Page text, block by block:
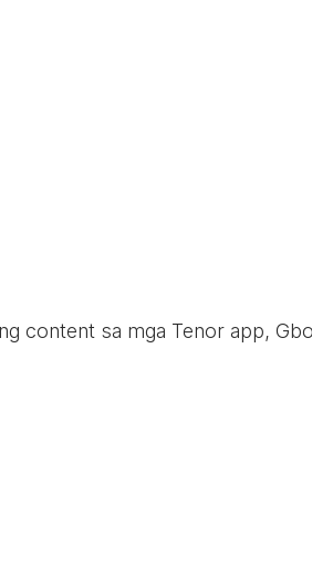
content sa mga Tenor app,